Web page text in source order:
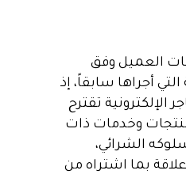
العميل وفق
أجراها سابقاً، إذ
الإلكترونية تقترح
وخدمات ذات
الشرائي،
بما اشتراه من